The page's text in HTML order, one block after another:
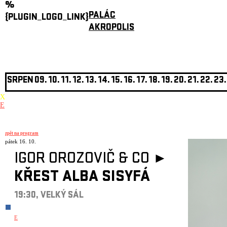
%
{PLUGIN_LOGO_LINK}PALÁC
AKROPOLIS
SRPEN09.10.11.12.13.14.15.16.17.18.19.20.21.22.23.
X
E
zpět na program
pátek 16. 10.
IGOR OROZOVIČ & CO ►
KŘEST ALBA SISYFÁ
19:30, VELKÝ SÁL
E